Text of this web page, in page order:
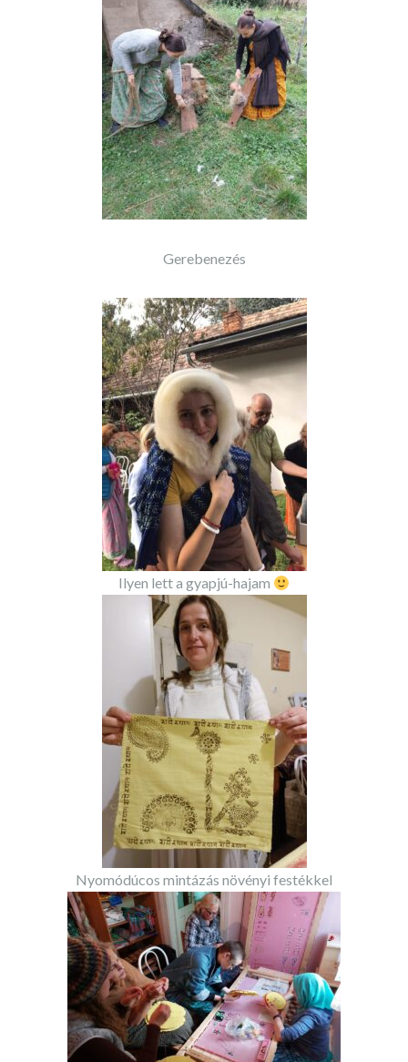
Gerebenezés
Ilyen lett a gyapjú-hajam
Nyomódúcos mintázás növényi festékkel